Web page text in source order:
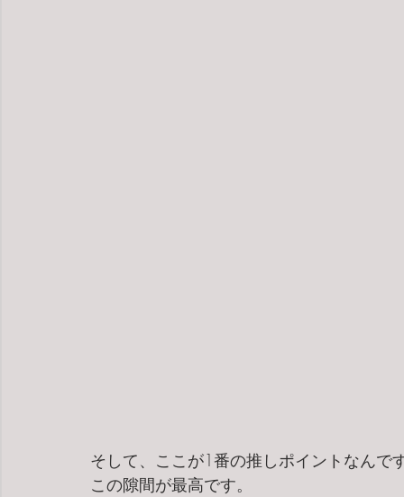
そして、ここが1番の推しポイントなんで
この隙間が最高です。